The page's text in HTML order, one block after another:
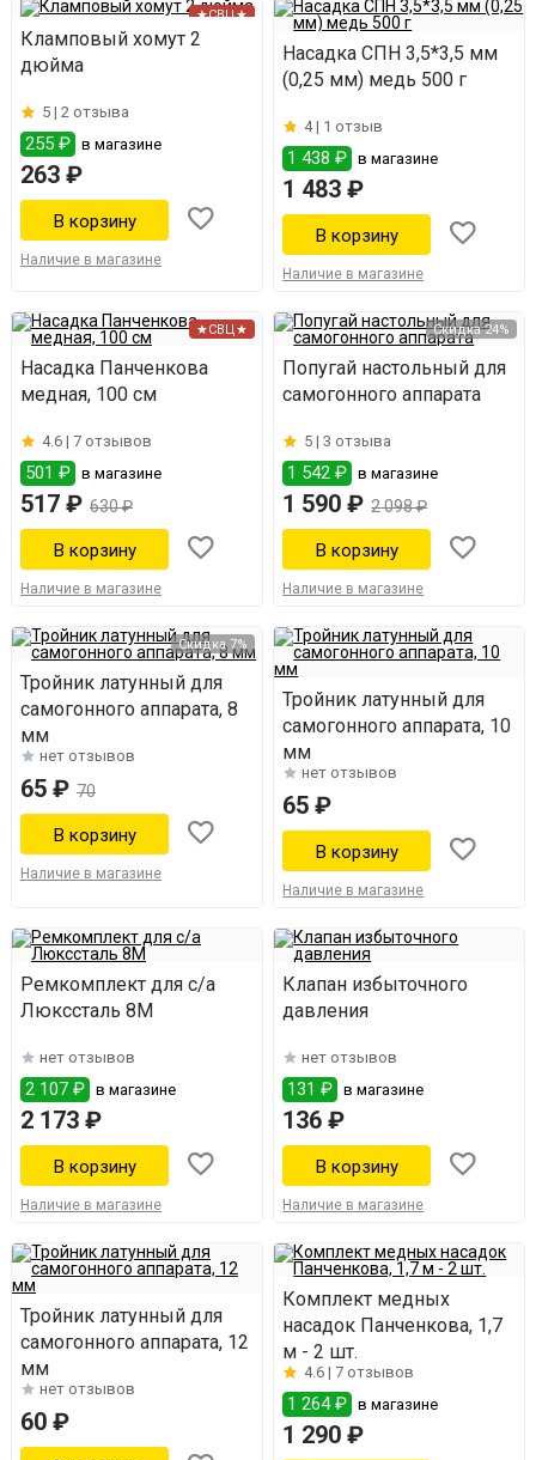
★СВЦ★
Кламповый хомут 2
дюйма
5 | 2 отзыва
255 ₽ в магазине
263 ₽
Наличие в магазине
Насадка СПН 3,5*3,5 мм
(0,25 мм) медь 500 г
4 | 1 отзыв
1 438 ₽ в магазине
1 483 ₽
Наличие в магазине
★СВЦ★
Насадка Панченкова
медная, 100 см
4.6 | 7 отзывов
501 ₽ в магазине
517 ₽ 630 ₽
Наличие в магазине
Скидка 24%
Попугай настольный для
самогонного аппарата
5 |3 отзыва
1 542 ₽ в магазине
1 590 ₽ 2 098 ₽
Наличие в магазине
Скидка 7%
Тройник латунный для
самогонного аппарата, 8
мм
нет отзывов
65 ₽ 70
Наличие в магазине
Тройник латунный для
самогонного аппарата, 10
мм
нет отзывов
65 ₽
Наличие в магазине
Ремкомплект для с/а
Люкссталь 8М
нет отзывов
2 107 ₽ в магазине
2 173 ₽
Наличие в магазине
Клапан избыточного
давления
нет отзывов
131 ₽ в магазине
136 ₽
Наличие в магазине
Тройник латунный для
самогонного аппарата, 12
мм
нет отзывов
60 ₽
Комплект медных
насадок Панченкова, 1,7
м - 2 шт.
4.6 |7 отзывов
1 264 ₽ в магазине
1 290 ₽